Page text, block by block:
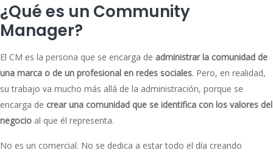
¿Qué es un Community
Manager?
El CM es la persona que se encarga de administrar la comunidad de
una marca o de un profesional en redes sociales. Pero, en realidad,
su trabajo va mucho más allá de la administración, porque se
encarga de crear una comunidad que se identifica con los valores del
negocio al que él representa.
No es un comercial. No se dedica a estar todo el día creando